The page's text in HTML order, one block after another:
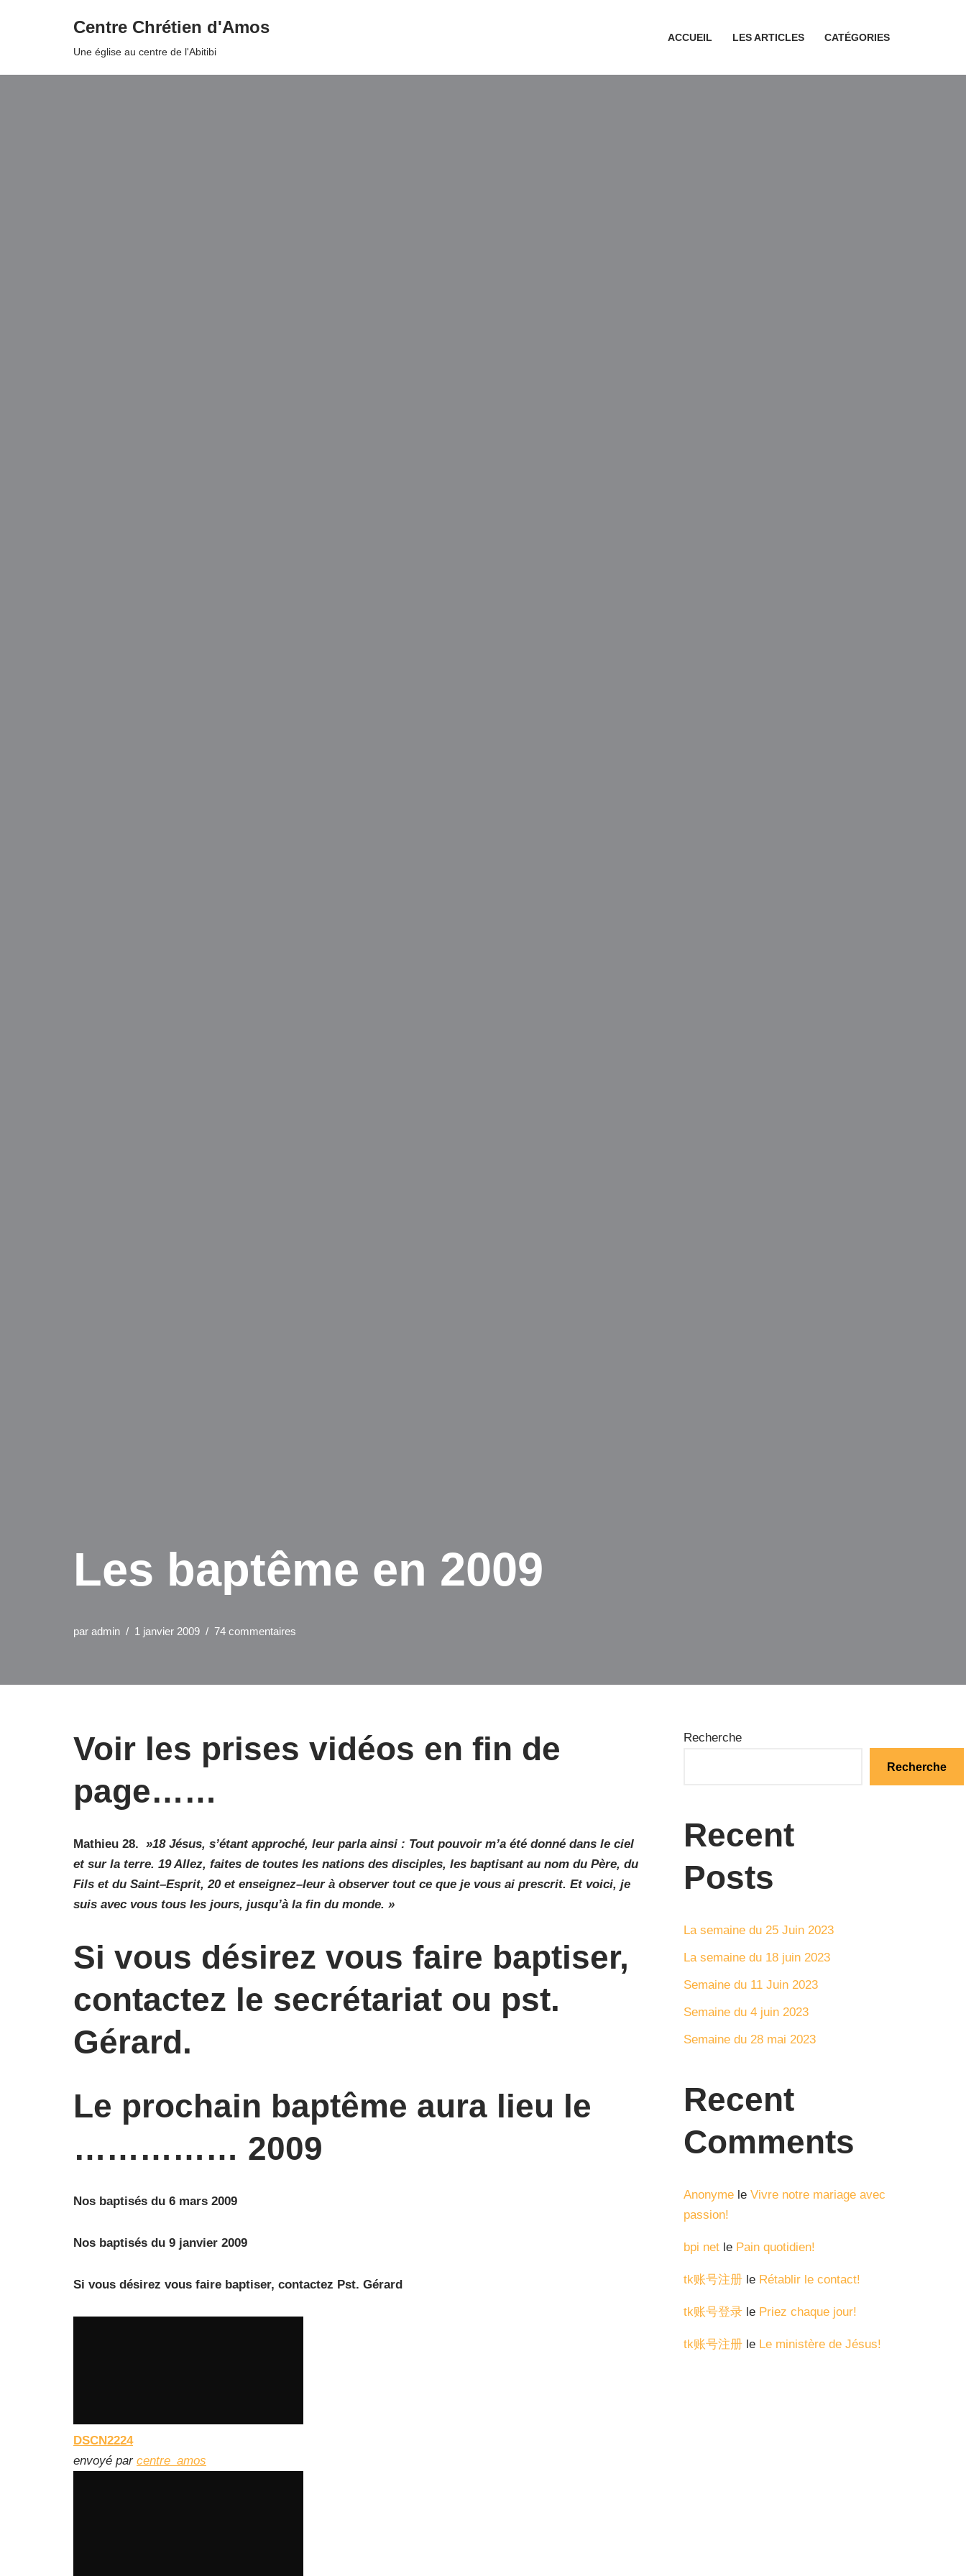
Centre Chrétien d'Amos
Une église au centre de l'Abitibi
ACCUEIL LES ARTICLES CATÉGORIES
Les baptême en 2009
par admin 1 janvier 2009 74 commentaires
Voir les prises vidéos en fin de
page……
Mathieu 28. »18 Jésus, s’étant approché, leur parla ainsi : Tout pouvoir m’a été donné dans le ciel
et sur la terre. 19 Allez, faites de toutes les nations des disciples, les baptisant au nom du Père, du
Fils et du Saint–Esprit, 20 et enseignez–leur à observer tout ce que je vous ai prescrit. Et voici, je
suis avec vous tous les jours, jusqu’à la fin du monde. »
Si vous désirez vous faire baptiser,
contactez le secrétariat ou pst.
Gérard.
Le prochain baptême aura lieu le
…………… 2009
Nos baptisés du 6 mars 2009
Nos baptisés du 9 janvier 2009
Si vous désirez vous faire baptiser, contactez Pst. Gérard
DSCN2224
envoyé par centre_amos
Recherche
Recherche
Recent
Posts
La semaine du 25 Juin 2023
La semaine du 18 juin 2023
Semaine du 11 Juin 2023
Semaine du 4 juin 2023
Semaine du 28 mai 2023
Recent
Comments
Anonyme le Vivre notre mariage avec
passion!
bpi net le Pain quotidien!
tk账号注册 le Rétablir le contact!
tk账号登录 le Priez chaque jour!
tk账号注册 le Le ministère de Jésus!